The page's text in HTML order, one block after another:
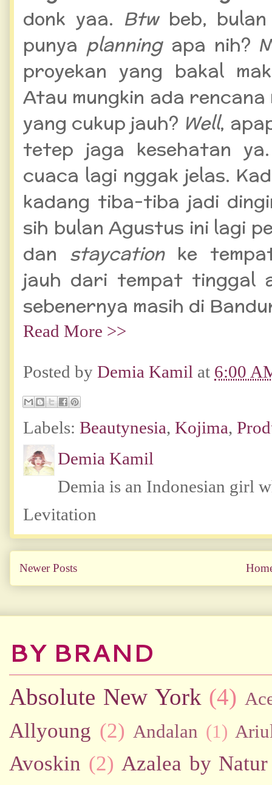
donk yaa. Btw beb,
punya planningapa nih?
proyekan yang bakal
Atau mungkin ada
yang cukup jauh? Well,
tetep jaga kesehatan
cuaca lagi nggak jelas.
kadang tiba-tiba jadi
sih bulan Agustus ini lagi
dan staycation ke
jauh dari tempat tinggal
sebenernya masih di
Read More >>
Posted by Demia Kamil at 6:00
Labels: Beautynesia, Kojima,
Demia Kamil
Demia is an Indonesian girl
Levitation
Newer Posts
BY BRAND
Absolute New York (4)
Allyoung (2) Andalan (1)
Avoskin (2) Azalea by Natur